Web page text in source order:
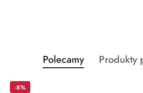
Pomiń karuzelę produktów
Produkty
o
Polecamy
Produkty
Produkty
-8%